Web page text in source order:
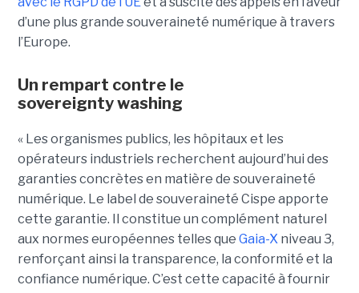
d’une plus grande souveraineté numérique à travers
l’Europe.
Un rempart contre le
sovereignty washing
« Les organismes publics, les hôpitaux et les
opérateurs industriels recherchent aujourd’hui des
garanties concrètes en matière de souveraineté
numérique. Le label de souveraineté Cispe apporte
cette garantie. Il constitue un complément naturel
aux normes européennes telles que Gaia-Xniveau 3,
renforçant ainsi la transparence, la conformité et la
confiance numérique. C’est cette capacité à fournir